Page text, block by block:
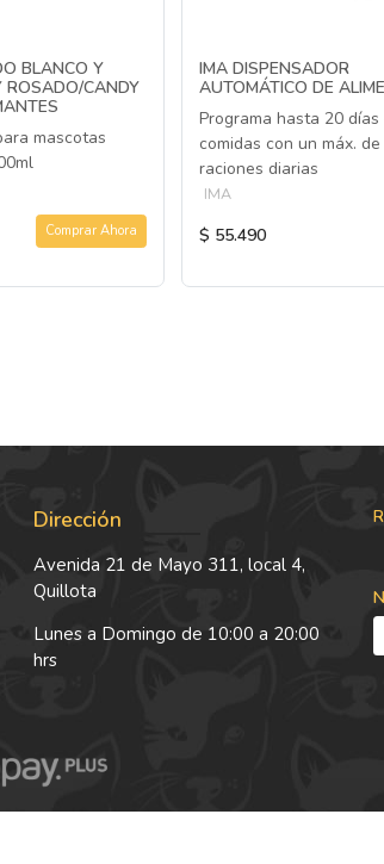
BLANCO Y
ROSADO/CANDY
mascotas
Comprar Ahora
IMA DISPENSADOR
AUTOMÁTICO DE
Programa hasta 20 días
comidas con un máx.
raciones diarias
IMA
$ 55.490
Dirección
Avenida 21 de Mayo 311, local 4,
Quillota
Lunes a Domingo de 10:00 a 20:00
hrs